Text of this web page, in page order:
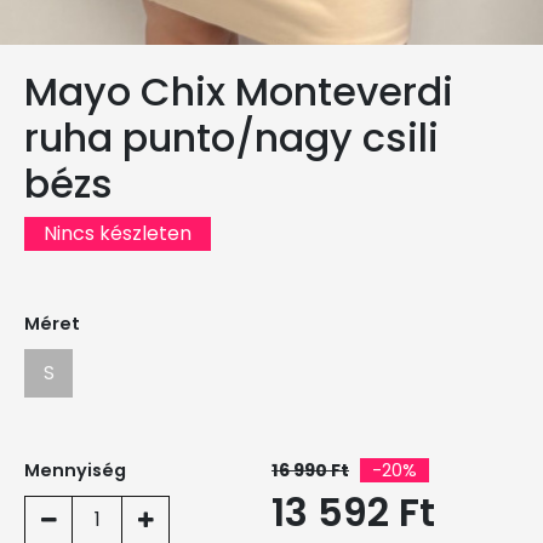
Mayo Chix Monteverdi
ruha punto/nagy csili
bézs
Nincs készleten
Méret
S
Mennyiség
1
16 990 Ft -20%
13 592 Ft